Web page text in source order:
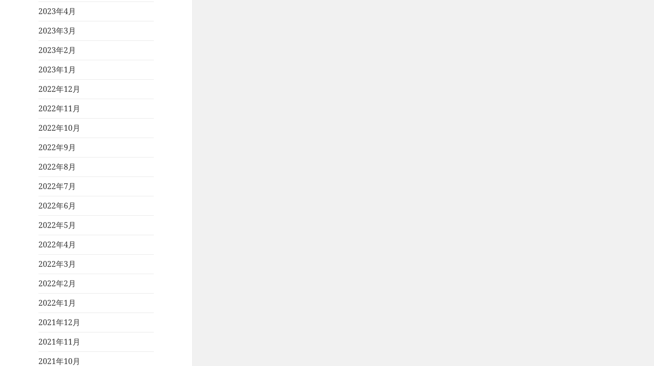
2023年4月
2023年3月
2023年2月
2023年1月
2022年12月
2022年11月
2022年10月
2022年9月
2022年8月
2022年7月
2022年6月
2022年5月
2022年4月
2022年3月
2022年2月
2022年1月
2021年12月
2021年11月
2021年10月